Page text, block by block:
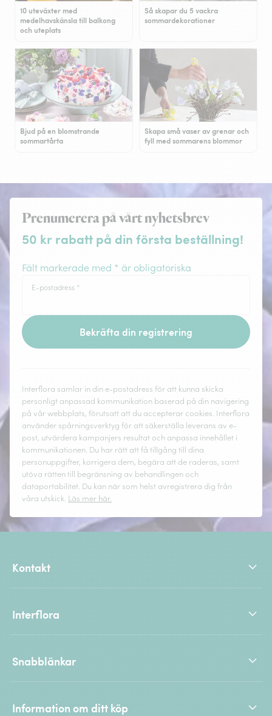
10 uteväxter med
medelhavskänsla till balkong
och uteplats
Så skapar du 5 vackra
sommardekorationer
Bjud på en blomstrande
sommartårta
Skapa små vaser av grenar och
fyll med sommarens blommor
Prenumerera på vårt nyhetsbrev
50 kr rabatt på din första beställning!
Fält markerade med * är obligatoriska
E-postadress *
Bekräfta din registrering
Interflora samlar in din e-postadress för att kunna skicka
personligt anpassad kommunikation baserad på din navigering
på vår webbplats, förutsatt att du accepterar cookies. Interflora
använder spårningsverktyg för att säkerställa leverans av e-
post, utvärdera kampanjers resultat och anpassa innehållet i
kommunikationen. Du har rätt att få tillgång till dina
personuppgifter, korrigera dem, begära att de raderas, samt
utöva rätten till begränsning av behandlingen och
dataportabilitet. Du kan när som helst avregistrera dig från
våra utskick. Läs mer här.
Kontakt
Interflora
Snabblänkar
Information om ditt köp